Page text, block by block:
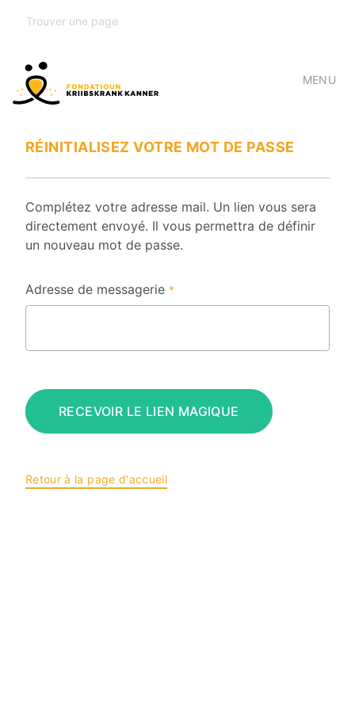
MENU
RÉINITIALISEZ VOTRE MOT DE PASSE
Complétez votre adresse mail. Un lien vous sera
directement envoyé. Il vous permettra de définir
un nouveau mot de passe.
Adresse de messagerie *
RECEVOIR LE LIEN MAGIQUE
Retour à la page d'accueil